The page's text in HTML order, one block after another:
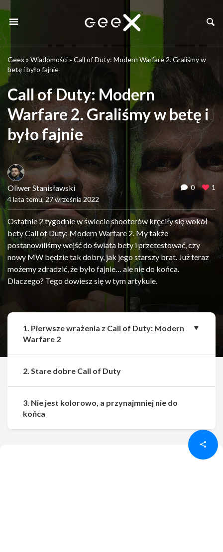
Geex» Wiadomości» Call of Duty: Modern Warfare 2. Graliśmy w
betę i było fajnie
Call of Duty: Modern
Warfare 2. Graliśmy w betę i
było fajnie
Oliwer Stanisławski
4 lata temu, 27 września 2022
0 1
Ostatnie 2 tygodnie w świecie shooterów kręciły się wokół
bety Call of Duty: Modern Warfare 2. My także
postanowiliśmy wejść do świata bety i przetestować, czy
nowy MW będzie tak dobry, jak jego starszy brat. Już teraz
możemy zdradzić, że było fajnie… ale nie do końca.
Dlaczego? Tego dowiesz się w tym artykule.
1. Pierwsze wrażenia z Call of Duty: Modern
Warfare 2
2. Stare dobre Call of Duty
3. Nie jest kolorowo, a przynajmniej nie do
końca